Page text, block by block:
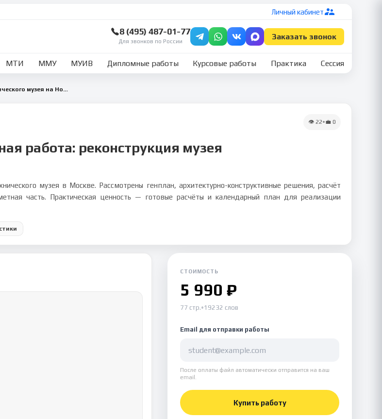
Личный кабинет
8 (495) 487-01-77
Для звонков по России
Заказать звонок
МТИ ММУ МУИВ Дипломные работы Курсовые работы Практика Сессия
Организация реконструкции Политехнического музея на Новой площади, Москва
👁 22•💼 0
работа: реконструкция музея
музея в Москве. Рассмотрены генплан, архитектурно-конструктивные решения, расчёт
часть. Практическая ценность — готовые расчёты и календарный план для реализации
СТОИМОСТЬ
5 990 ₽
77 стр.•19232 слов
Email для отправки работы
После оплаты файл автоматически отправится на ваш
email.
Купить работу